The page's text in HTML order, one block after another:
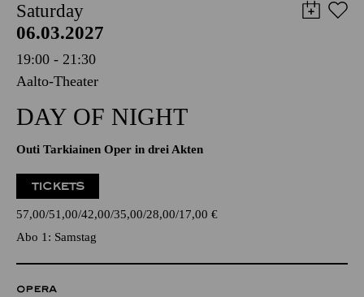
Saturday
06.03.2027
19:00 - 21:30
Aalto-Theater
DAY OF NIGHT
Outi Tarkiainen Oper in drei Akten
TICKETS
57,00 51,00 42,00 35,00 28,00 17,00 €
Abo 1: Samstag
OPERA